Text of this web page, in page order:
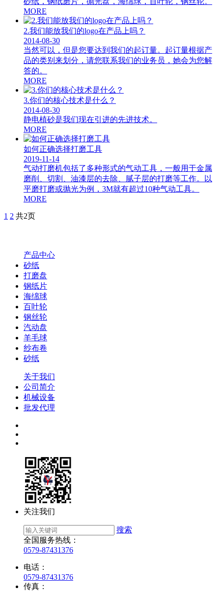
MORE
2.我们能放我们的logo在产品上吗？
2014-08-30
当然可以，但是您要达到我们的起订量。起订量根据产
品的类别来划分，请您联系我们的业务员，她会为您解
答的。
MORE
3.你们的核心技术是什么？
2014-08-30
静电植砂是我们现在引进的先进技术。
MORE
如何正确选择打磨工具
2019-11-14
气动打磨机包括了多种形式的气动工具，一般用于金属
磨削、切割、油漆层的去除、腻子层的打磨等工作。以
平磨打磨或抛光为例，3M就有超过10种气动工具。
MORE
1 2 共2页
产品中心
砂纸
打磨盘
钢纸片
海绵球
百叶轮
钢丝轮
汽动盘
羊毛球
纱布卷
砂纸
关于我们
公司简介
机械设备
批发代理
关注我们
搜索
全国服务热线：
0579-87431376
电话：
0579-87431376
传真：